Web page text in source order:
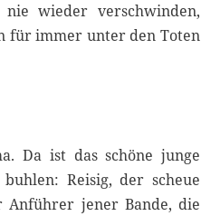
wieder verschwinden,
für immer unter den Toten
Da ist das schöne junge
Reisig, der scheue
jener Bande, die